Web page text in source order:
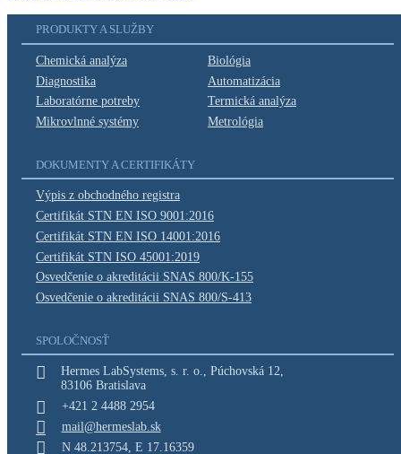
PRODUKTY A SLUŽBY
Chemická analýza
Biológia
Diagnostika
Automatizácia
Laboratórne potreby
Termická analýza
Mikrovlnné systémy
Metrológia
DOKUMENTY A CERTIFIKÁTY
Výpis z obchodného registra
Certifikát STN EN ISO 9001:2016
Certifikát STN EN ISO 14001:2016
Certifikát STN ISO 45001:2019
Osvedčenie o akreditácii SNAS 800/K-155
Osvedčenie o akreditácii SNAS 800/S-413
SPOLOČNOSŤ
 Hermes LabSystems, s. r. o., Púchovská 12,
83106 Bratislava
 +421 2 4488 2954
 mail@hermeslab.sk
 N 48.213754, E 17.16359